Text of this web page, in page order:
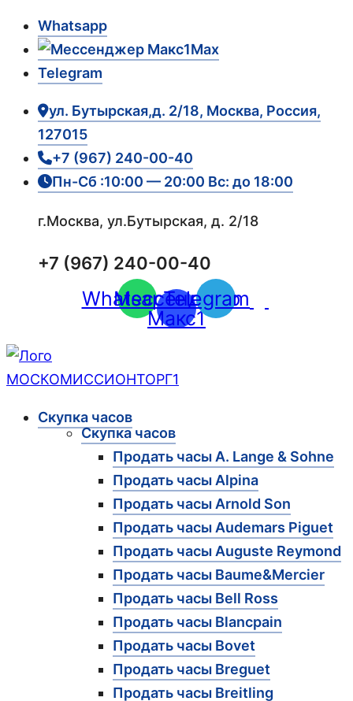
Whatsapp
Max
Telegram
ул. Бутырская,д. 2/18, Москва, Россия,
127015
+7 (967) 240-00-40
Пн-Сб :10:00 — 20:00 Вс: до 18:00
г.Москва, ул.Бутырская, д. 2/18
+7 (967) 240-00-40
Whatsapp
Мессенджер
Макс1
Telegram
Скупка часов
Скупка часов
Продать часы A. Lange & Sohne
Продать часы Alpina
Продать часы Arnold Son
Продать часы Audemars Piguet
Продать часы Auguste Reymond
Продать часы Baume&Mercier
Продать часы Bell Ross
Продать часы Blancpain
Продать часы Bovet
Продать часы Breguet
Продать часы Breitling